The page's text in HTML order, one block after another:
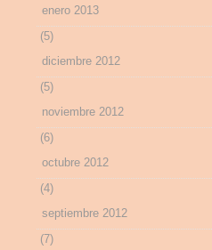
enero 2013
(5)
diciembre 2012
(5)
noviembre 2012
(6)
octubre 2012
(4)
septiembre 2012
(7)